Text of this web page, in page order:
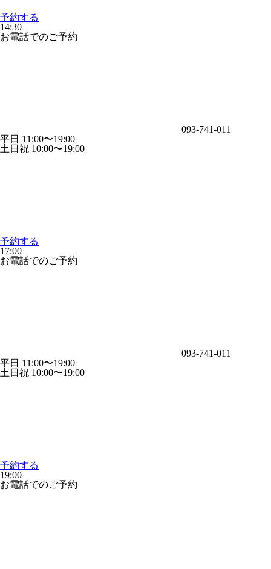
予約する
14:30
お電話でのご予約
093-741-011
平日 11:00〜19:00
土日祝 10:00〜19:00
予約する
17:00
お電話でのご予約
093-741-011
平日 11:00〜19:00
土日祝 10:00〜19:00
予約する
19:00
お電話でのご予約